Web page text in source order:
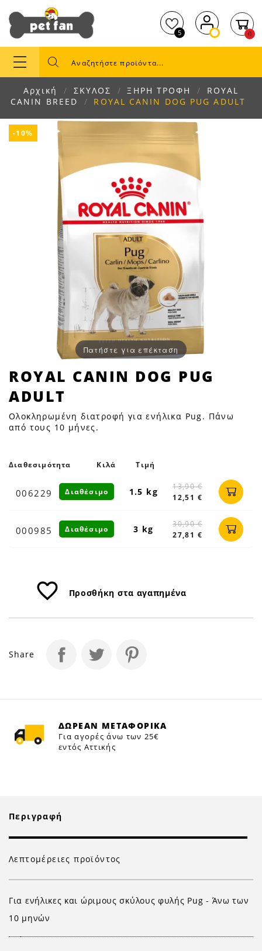
5 0
Αρχική ΣΚΥΛΟΣ ΞΗΡΗ ΤΡΟΦΗ
ROYAL
CANIN BREED
ROYAL CANIN DOG PUG ADULT
-10%
Πατήστε για επέκταση
ROYAL
CANIN
DOG
PUG
ADULT
ROYAL CANIN DOG PUG
ADULT
Ολοκληρωμένη διατροφή για ενήλικα Pug. Πάνω
από τους 10 μήνες.
Διαθεσιμότητα Κιλά Τιμή
006229 1.5 kg
13,90 €
12,51 €
Διαθέσιμο
000985 3 kg
30,90 €
27,81 €
Διαθέσιμο
favorite_border Προσθήκη στα αγαπημένα
Share
ΔΩΡΕΑΝ ΜΕΤΑΦΟΡΙΚΑ
Για αγορές άνω των 25€
εντός Αττικής
Περιγραφή
Λεπτομέρειες προϊόντος
Για ενήλικες και ώριμους σκύλους φυλής Pug - Άνω των
10 μηνών